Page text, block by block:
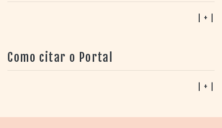
| + |
Como citar o Portal
| + |